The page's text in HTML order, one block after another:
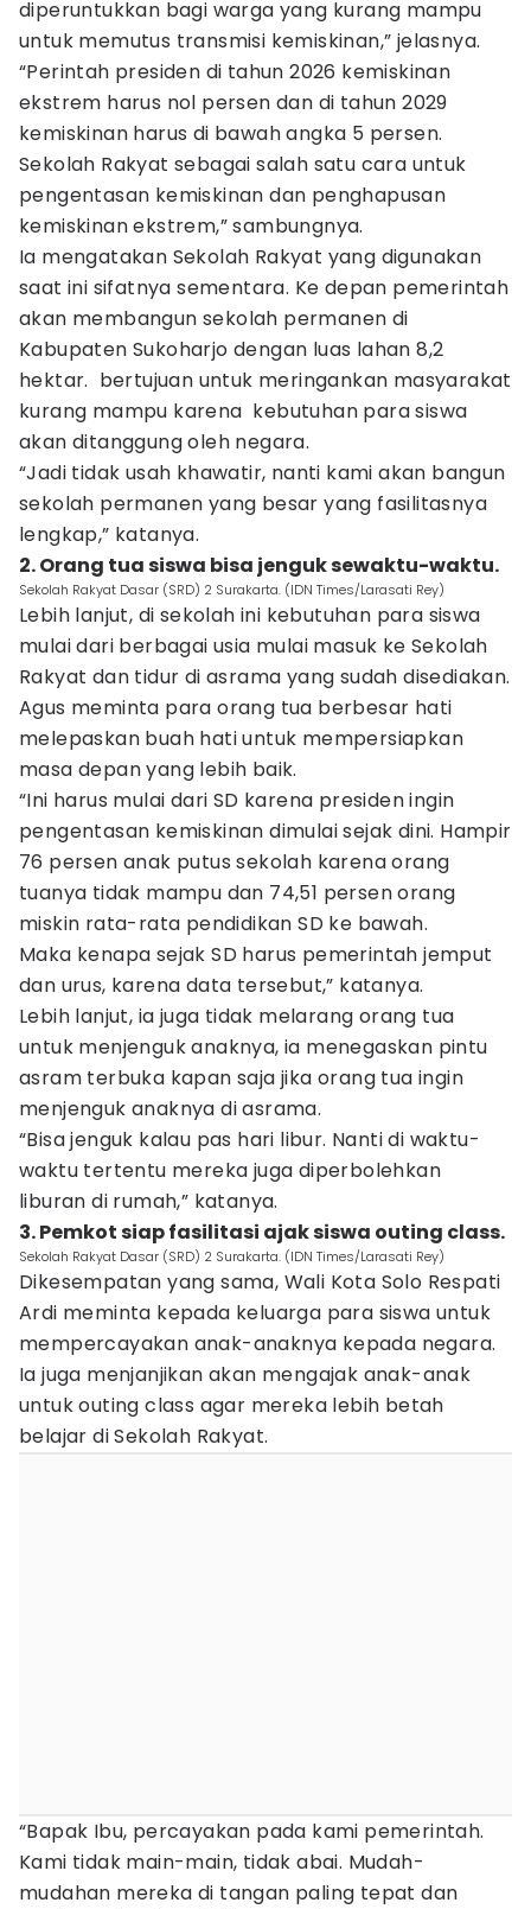
diperuntukkan bagi warga yang kurang mampu
untuk memutus transmisi kemiskinan,” jelasnya.
“Perintah presiden di tahun 2026 kemiskinan
ekstrem harus nol persen dan di tahun 2029
kemiskinan harus di bawah angka 5 persen.
Sekolah Rakyat sebagai salah satu cara untuk
pengentasan kemiskinan dan penghapusan
kemiskinan ekstrem,” sambungnya.
Ia mengatakan Sekolah Rakyat yang digunakan
saat ini sifatnya sementara. Ke depan pemerintah
akan membangun sekolah permanen di
Kabupaten Sukoharjo dengan luas lahan 8,2
hektar. bertujuan untuk meringankan masyarakat
kurang mampu karena kebutuhan para siswa
akan ditanggung oleh negara.
“Jadi tidak usah khawatir, nanti kami akan bangun
sekolah permanen yang besar yang fasilitasnya
lengkap,” katanya.
2. Orang tua siswa bisa jenguk sewaktu-waktu.
Sekolah Rakyat Dasar (SRD) 2 Surakarta. (IDN Times/Larasati Rey)
Lebih lanjut, di sekolah ini kebutuhan para siswa
mulai dari berbagai usia mulai masuk ke Sekolah
Rakyat dan tidur di asrama yang sudah disediakan.
Agus meminta para orang tua berbesar hati
melepaskan buah hati untuk mempersiapkan
masa depan yang lebih baik.
“Ini harus mulai dari SD karena presiden ingin
pengentasan kemiskinan dimulai sejak dini. Hampir
76 persen anak putus sekolah karena orang
tuanya tidak mampu dan 74,51 persen orang
miskin rata-rata pendidikan SD ke bawah.
Maka kenapa sejak SD harus pemerintah jemput
dan urus, karena data tersebut,” katanya.
Lebih lanjut, ia juga tidak melarang orang tua
untuk menjenguk anaknya, ia menegaskan pintu
asram terbuka kapan saja jika orang tua ingin
menjenguk anaknya di asrama.
“Bisa jenguk kalau pas hari libur. Nanti di waktu-
waktu tertentu mereka juga diperbolehkan
liburan di rumah,” katanya.
3. Pemkot siap fasilitasi ajak siswa outing class.
Sekolah Rakyat Dasar (SRD) 2 Surakarta. (IDN Times/Larasati Rey)
Dikesempatan yang sama, Wali Kota Solo Respati
Ardi meminta kepada keluarga para siswa untuk
mempercayakan anak-anaknya kepada negara.
Ia juga menjanjikan akan mengajak anak-anak
untuk outing class agar mereka lebih betah
belajar di Sekolah Rakyat.
“Bapak Ibu, percayakan pada kami pemerintah.
Kami tidak main-main, tidak abai. Mudah-
mudahan mereka di tangan paling tepat dan